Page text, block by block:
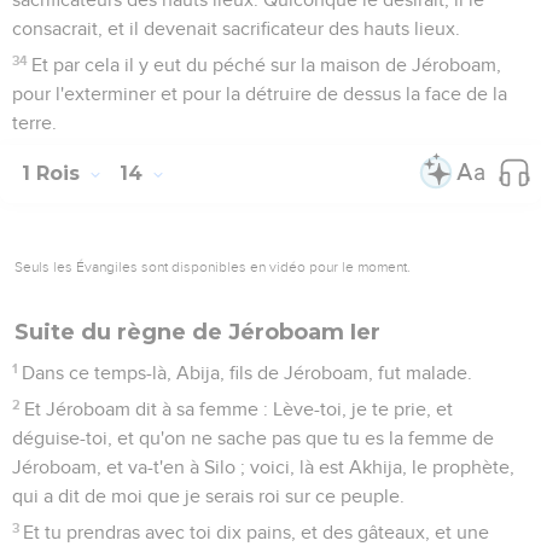
consacrait, et il devenait sacrificateur des hauts lieux.
34 Et par cela il y eut du péché sur la maison de Jéroboam,
pour l'exterminer et pour la détruire de dessus la face de la
terre.
1 Rois 14
Seuls les Évangiles sont disponibles en vidéo pour le moment.
Suite du règne de Jéroboam Ier
1 Dans ce temps-là, Abija, fils de Jéroboam, fut malade.
2 Et Jéroboam dit à sa femme : Lève-toi, je te prie, et
déguise-toi, et qu'on ne sache pas que tu es la femme de
Jéroboam, et va-t'en à Silo ; voici, là est Akhija, le prophète,
qui a dit de moi que je serais roi sur ce peuple.
3 Et tu prendras avec toi dix pains, et des gâteaux, et une